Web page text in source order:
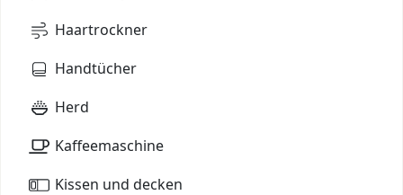
Haartrockner
Handtücher
Herd
Kaffeemaschine
Kissen und decken